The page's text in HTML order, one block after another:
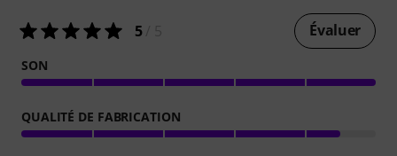
5/ 5 Évaluer
SON
QUALITÉ DE FABRICATION